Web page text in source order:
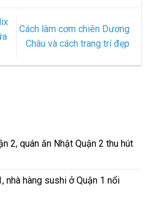
Cách làm cơm chiên Dương
Châu và cách trang trí đẹp
2, quán ăn Nhật Quận 2 thu hút
nhà hàng sushi ở Quận 1 nổi